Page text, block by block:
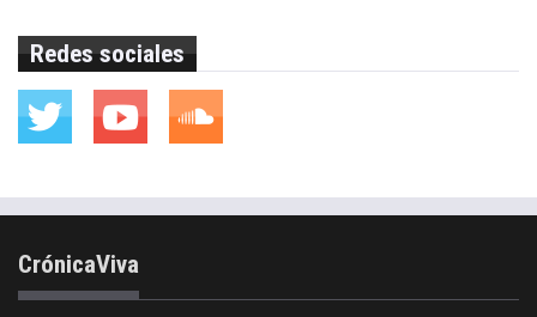
Redes sociales
CrónicaViva